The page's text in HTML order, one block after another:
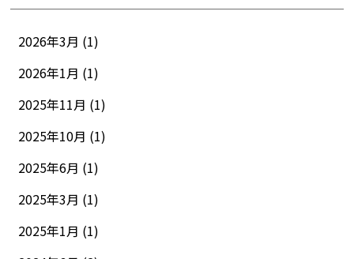
2026年3月 (1)
2026年1月 (1)
2025年11月 (1)
2025年10月 (1)
2025年6月 (1)
2025年3月 (1)
2025年1月 (1)